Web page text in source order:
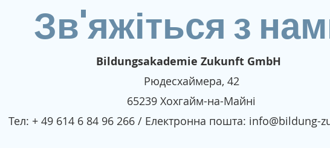
Зв'яжіться з
Bildungsakademie Zukunft GmbH
Рюдесхаймера, 42
65239 Хохгайм-на-Майні
Тел: + 49 614 6 84 96 266 / Електронна пошта: info@bildung-